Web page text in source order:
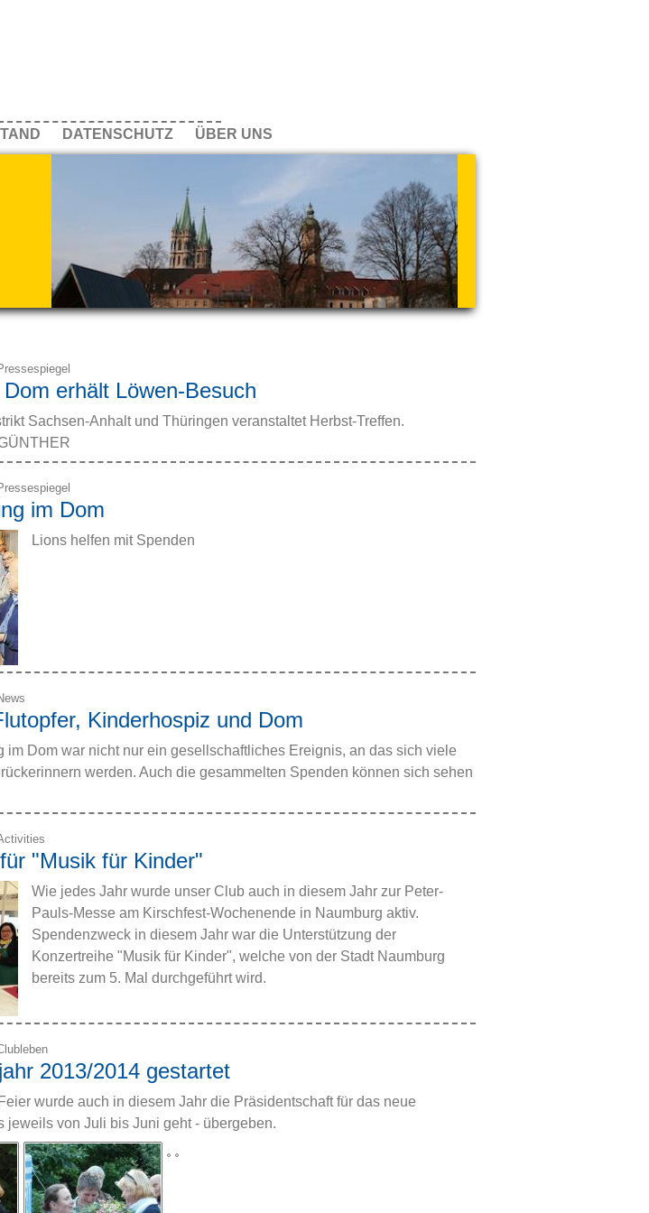
DATENSCHUTZ ÜBER UNS
erhält Löwen-Besuch
Sachsen-Anhalt und Thüringen veranstaltet Herbst-Treffen.
im Dom
Lions helfen mit Spenden
Kinderhospiz und Dom
im Dom war nicht nur ein gesellschaftliches Ereignis, an das sich viele
werden. Auch die gesammelten Spenden können sich sehen
"Musik für Kinder"
Wie jedes Jahr wurde unser Club auch in diesem Jahr zur Peter-
Pauls-Messe am Kirschfest-Wochenende in Naumburg aktiv.
Spendenzweck in diesem Jahr war die Unterstützung der
Konzertreihe "Musik für Kinder", welche von der Stadt Naumburg
bereits zum 5. Mal durchgeführt wird.
2013/2014 gestartet
wurde auch in diesem Jahr die Präsidentschaft für das neue
jeweils von Juli bis Juni geht - übergeben.